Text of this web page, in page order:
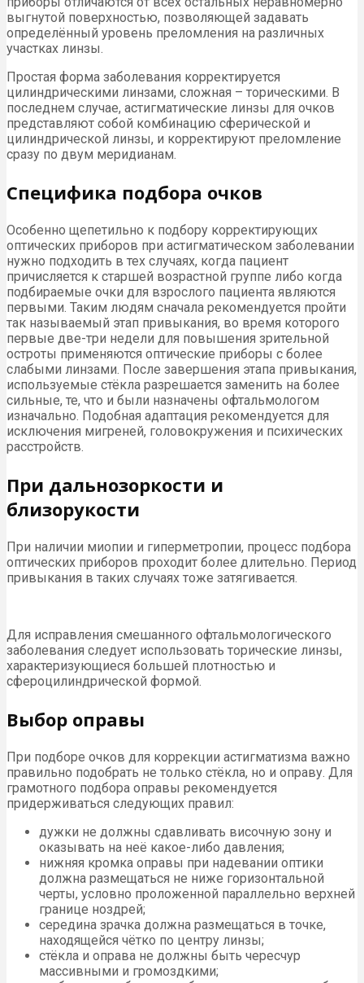
выгнутой поверхностью, позволяющей задавать
определённый уровень преломления на различных
участках линзы.
Простая форма заболевания корректируется
цилиндрическими линзами, сложная – торическими. В
последнем случае, астигматические линзы для очков
представляют собой комбинацию сферической и
цилиндрической линзы, и корректируют преломление
сразу по двум меридианам.
Специфика подбора очков
Особенно щепетильно к подбору корректирующих
оптических приборов при астигматическом заболевании
нужно подходить в тех случаях, когда пациент
причисляется к старшей возрастной группе либо когда
подбираемые очки для взрослого пациента являются
первыми. Таким людям сначала рекомендуется пройти
так называемый этап привыкания, во время которого
первые две-три недели для повышения зрительной
остроты применяются оптические приборы с более
слабыми линзами. После завершения этапа привыкания,
используемые стёкла разрешается заменить на более
сильные, те, что и были назначены офтальмологом
изначально. Подобная адаптация рекомендуется для
исключения мигреней, головокружения и психических
расстройств.
При дальнозоркости и
близорукости
При наличии миопии и гиперметропии, процесс подбора
оптических приборов проходит более длительно. Период
привыкания в таких случаях тоже затягивается.
Для исправления смешанного офтальмологического
заболевания следует использовать торические линзы,
характеризующиеся большей плотностью и
сфероцилиндрической формой.
Выбор оправы
При подборе очков для коррекции астигматизма важно
правильно подобрать не только стёкла, но и оправу. Для
грамотного подбора оправы рекомендуется
придерживаться следующих правил:
дужки не должны сдавливать височную зону и
оказывать на неё какое-либо давления;
нижняя кромка оправы при надевании оптики
должна размещаться не ниже горизонтальной
черты, условно проложенной параллельно верхней
границе ноздрей;
середина зрачка должна размещаться в точке,
находящейся чётко по центру линзы;
стёкла и оправа не должны быть чересчур
массивными и громоздкими;